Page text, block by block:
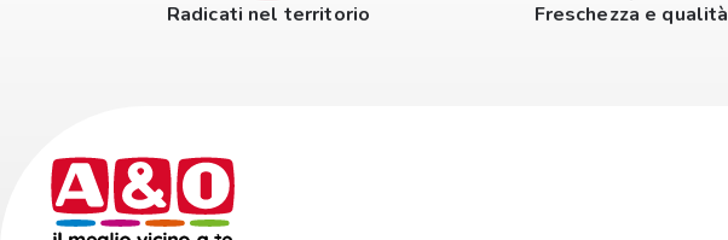
Radicati nel territorio Freschezza e qualità